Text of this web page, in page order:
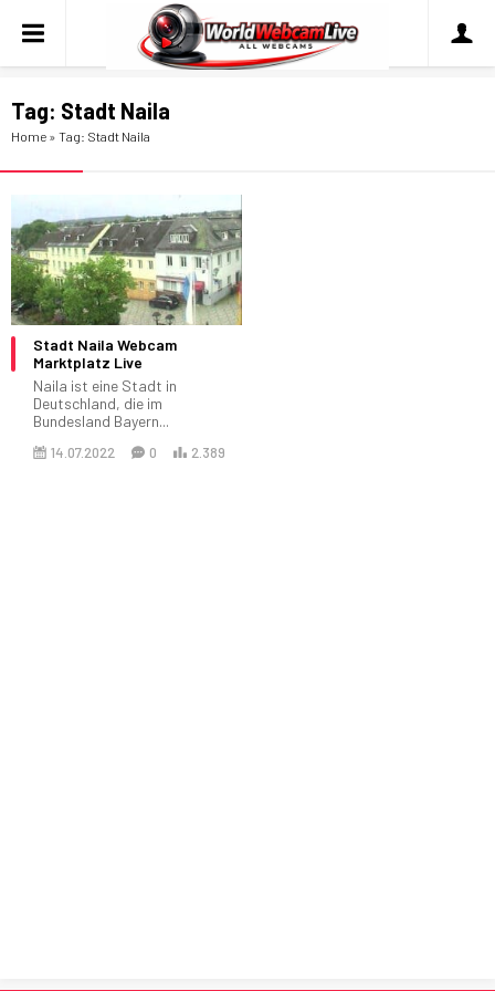
Tag: Stadt Naila
Home » Tag: Stadt Naila
Stadt Naila Webcam
Marktplatz Live
Naila ist eine Stadt in
Deutschland, die im
Bundesland Bayern...
14.07.2022 0 2.389